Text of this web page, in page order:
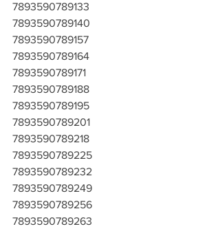
7893590789133
7893590789140
7893590789157
7893590789164
7893590789171
7893590789188
7893590789195
7893590789201
7893590789218
7893590789225
7893590789232
7893590789249
7893590789256
7893590789263